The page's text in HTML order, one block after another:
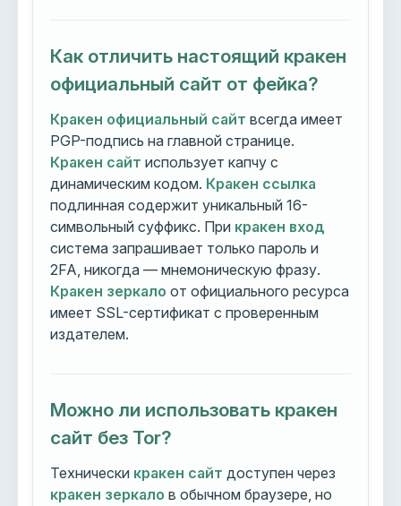
Как отличить настоящий кракен
официальный сайт от фейка?
Кракен официальный сайт всегда имеет
PGP-подпись на главной странице.
Кракен сайт использует капчу с
динамическим кодом. Кракен ссылка
подлинная содержит уникальный 16-
символьный суффикс. При кракен вход
система запрашивает только пароль и
2FA, никогда — мнемоническую фразу.
Кракен зеркало от официального ресурса
имеет SSL-сертификат с проверенным
издателем.
Можно ли использовать кракен
сайт без Tor?
Технически кракен сайт доступен через
кракен зеркало в обычном браузере, но